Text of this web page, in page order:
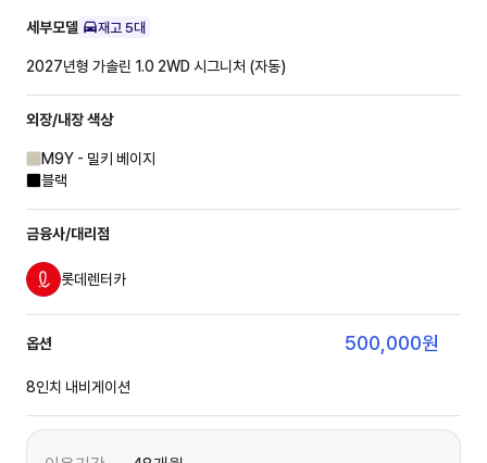
세부모델 재고 5대
2027년형 가솔린 1.0 2WD시그니처 (자동)
외장/내장색상
M9Y - 밀키 베이지
블랙
금융사/대리점
롯데렌터카
옵션 500,000원
8인치 내비게이션